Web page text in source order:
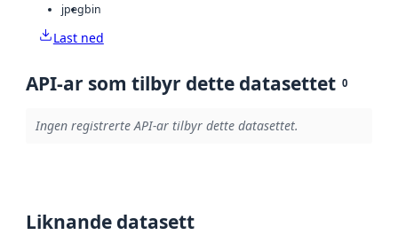
jpegbin
Last ned
API-ar som tilbyr dette datasettet 0
Ingen registrerte API-ar tilbyr dette datasettet.
Liknande datasett